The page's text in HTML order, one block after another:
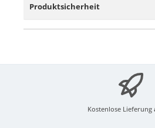
Produktsicherheit
Kostenlose Lieferung